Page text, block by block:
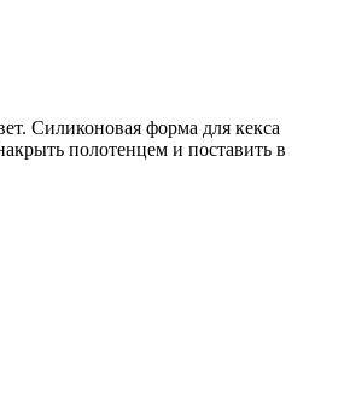
Силиконовая форма для кекса
полотенцем и поставить в